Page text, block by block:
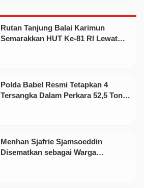
Rutan Tanjung Balai Karimun
Semarakkan HUT Ke-81 RI Lewat
Polda Babel Resmi Tetapkan 4
Tersangka Dalam Perkara 52,5 Ton
Menhan Sjafrie Sjamsoeddin
Disematkan sebagai Warga